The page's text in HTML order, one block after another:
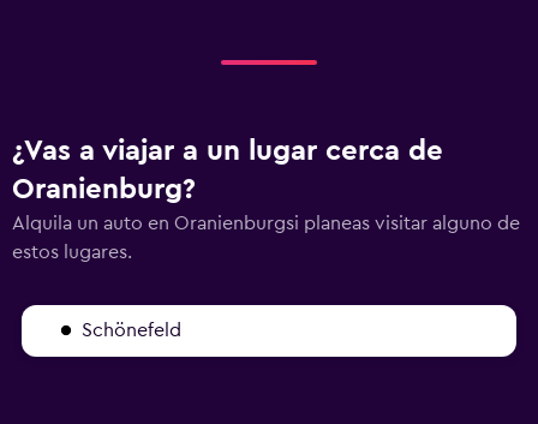
¿Vas a viajar a un lugar cerca de
Oranienburg?
Alquila un auto en Oranienburgsi planeas visitar alguno de
estos lugares.
Schönefeld